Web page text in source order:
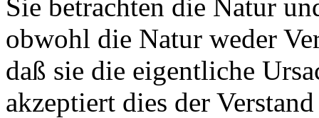
Sie betrachten die Natur
obwohl die Natur weder
daß sie die eigentliche
akzeptiert dies der